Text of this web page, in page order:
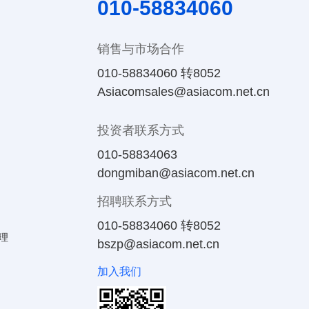
010-58834060
销售与市场合作
010-58834060 转8052
Asiacomsales@asiacom.net.cn
投资者联系方式
010-58834063
dongmiban@asiacom.net.cn
招聘联系方式
010-58834060 转8052
bszp@asiacom.net.cn
加入我们